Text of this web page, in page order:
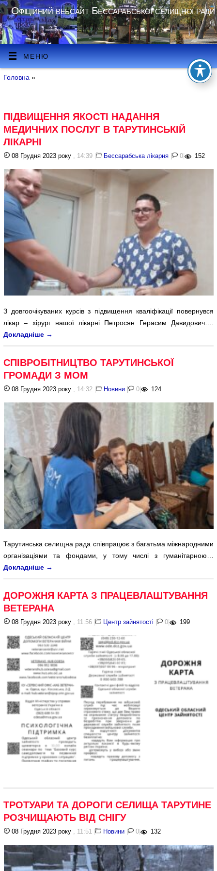
Офіційний вебсайт Бессарабської селищної ради
МЕНЮ
Головна »
ПІДВИЩЕННЯ ЯКОСТІ НАДАННЯ
МЕДИЧНИХ ПОСЛУГ В ТАРУТИНСЬКІЙ
ЛІКАРНІ
08 Грудня 2023 року , 14:39 | Бессарабська лікарня | 0 | 152
З довгоочікуваних курсів з підвищення кваліфікації повернувся
лікар – хірург нашої лікарні Петросян Герасим Давидович….
Докладніше →
СПІВРОБІТНИЦТВО ТАРУТИНСЬКОЇ
ГРОМАДИ З МОМ
08 Грудня 2023 року , 14:32 | Новини | 0| 124
Тарутинська селищна рада співпрацює з багатьма міжнародними
організаціями та фондами, у тому числі з гуманітарною…
Докладніше →
ДОРОЖНЯ КАРТА З ПРАЦЕВЛАШТУВАННЯ
ВЕТЕРАНА
08 Грудня 2023 року , 11:56 | Центр зайнятості | 0 | 199
ТРОТУАРИ ТА ДОРОГИ СЕЛИЩА ТАРУТИНЕ
РОЗЧИЩАЮТЬ ВІД СНІГУ
08 Грудня 2023 року , 11:51 | Новини | 0 | 132